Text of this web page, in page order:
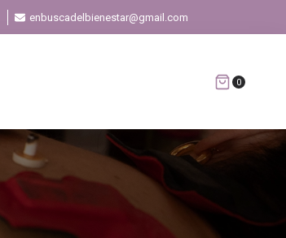
enbuscadelbienestar@gmail.com
0